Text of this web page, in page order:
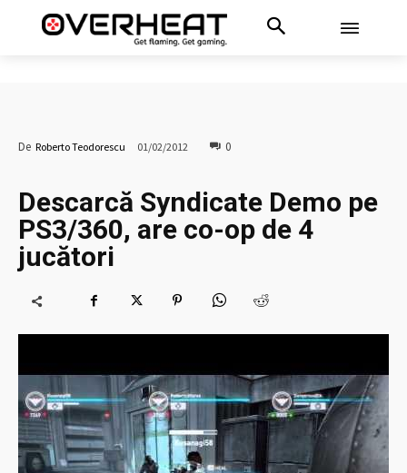
De Roberto Teodorescu 01/02/2012 0
Descarcă Syndicate Demo pe
PS3/360, are co-op de 4
jucători